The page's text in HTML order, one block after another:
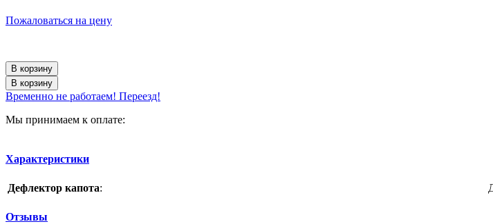
Пожаловаться на цену
В корзину
В корзину
Временно не работаем! Переезд!
Мы принимаем к оплате:
Характеристики
Дефлектор капота:
Отзывы